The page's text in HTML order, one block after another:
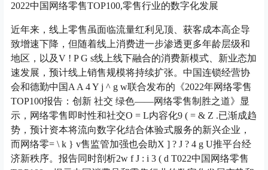
2022中国网络零售TOP100,零售行业的数字化发展
近年来，线上零售虽面临流量红利见顶、获客成本高企导
致增速下降，但随着线上消费进一步渗透更多年龄层级和
地区，以及V ! P G s线上线下融合的消费新模式、新业态加
速发展，预计线上销售规模将持续扩张。中国连锁经营协
会和德勤中国 A A 4 Y j ^ g w联合发布的《2022年网络零售
TOP100报告：创新 社交 绿色——网络零售制胜之道》显
示，网络零售即时性和社交O = L内容化9 ( = & Z .已渐成趋
势，预计资本将流向数字化结合体验式服务的新兴企业，
而网络零= \ k } v售监管加强也会助X ] ? J ? 4 g U推平台经
济新秩序。报告同时剖析2w f J : i 3 ( d T022中国网络零售